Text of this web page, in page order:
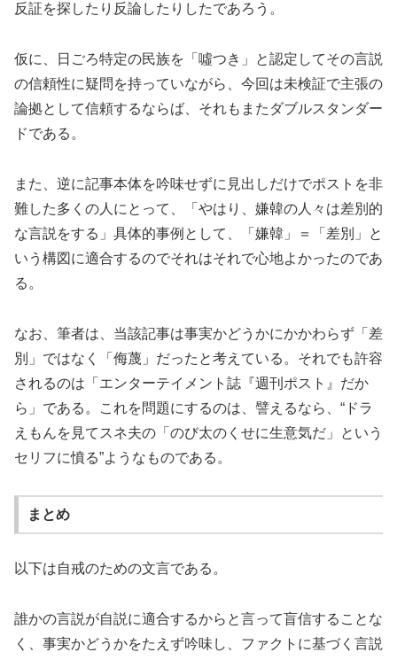
反証を探したり反論したりしたであろう。
仮に、日ごろ特定の民族を「噓つき」と認定してその言説
の信頼性に疑問を持っていながら、今回は未検証で主張の
論拠として信頼するならば、それもまたダブルスタンダー
ドである。
また、逆に記事本体を吟味せずに見出しだけでポストを非
難した多くの人にとって、「やはり、嫌韓の人々は差別的
な言説をする」具体的事例として、「嫌韓」＝「差別」と
いう構図に適合するのでそれはそれで心地よかったのであ
る。
なお、筆者は、当該記事は事実かどうかにかかわらず「差
別」ではなく「侮蔑」だったと考えている。それでも許容
されるのは「エンターテイメント誌『週刊ポスト』だか
ら」である。これを問題にするのは、譬えるなら、“ドラ
えもんを見てスネ夫の「のび太のくせに生意気だ」という
セリフに憤る”ようなものである。
まとめ
以下は自戒のための文言である。
誰かの言説が自説に適合するからと言って盲信することな
く、事実かどうかをたえず吟味し、ファクトに基づく言説